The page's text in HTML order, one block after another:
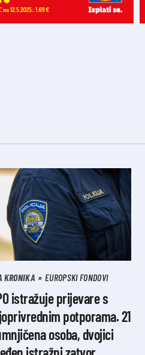
KRONIKA EUROPSKI FONDOVI
istražuje prijevare s
potporama. 21
osoba, dvojici